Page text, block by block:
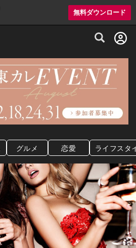
無料ダウンロード
グルメ情報・プレミアムレストラン予約
グルメ 恋愛 ライフスタ